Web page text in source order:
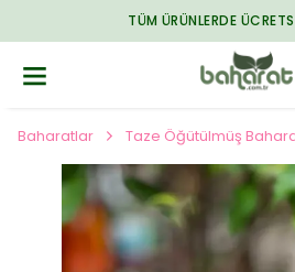
TÜM ÜRÜNLERDE
Baharatlar Taze Öğütülmüş